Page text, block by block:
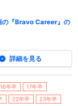
の『Bravo Career』の
詳細を見る
16年卒
17年卒
22年卒 23年卒